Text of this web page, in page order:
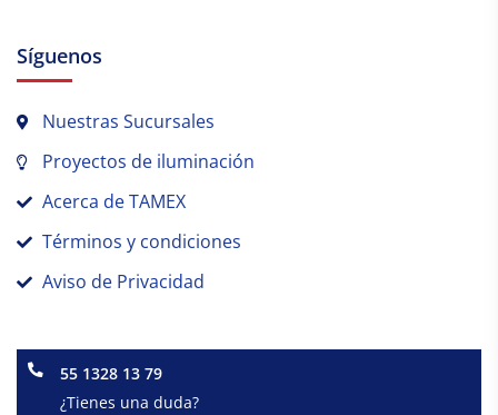
Síguenos
Nuestras Sucursales
Proyectos de iluminación
Acerca de TAMEX
Términos y condiciones
Aviso de Privacidad
55 1328 13 79
¿Tienes una duda?